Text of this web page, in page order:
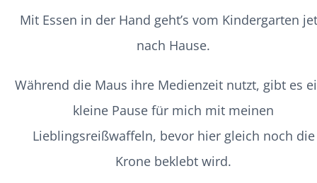
Mit Essen in der Hand geht’s vom Kindergarten
nach Hause.
Während die Maus ihre Medienzeit nutzt, gibt es
kleine Pause für mich mit meinen
Lieblingsreißwaffeln, bevor hier gleich noch die
Krone beklebt wird.